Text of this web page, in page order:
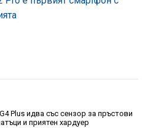
Plus идва със сензор за пръстови
и приятен хардуер